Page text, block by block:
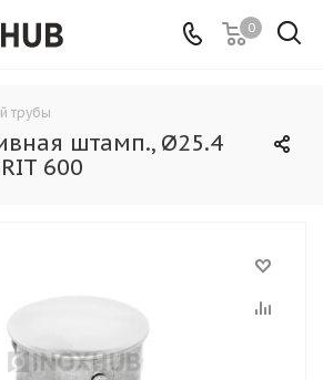
0
трубы
штамп., Ø25.4
600